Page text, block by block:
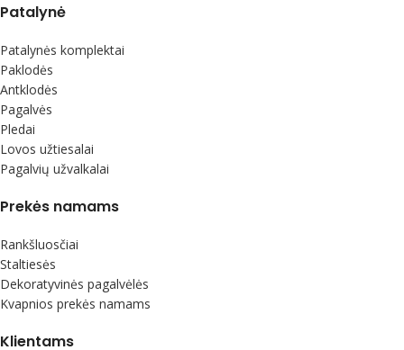
Patalynė
Patalynės komplektai
Paklodės
Antklodės
Pagalvės
Pledai
Lovos užtiesalai
Pagalvių užvalkalai
Prekės namams
Rankšluosčiai
Staltiesės
Dekoratyvinės pagalvėlės
Kvapnios prekės namams
Klientams